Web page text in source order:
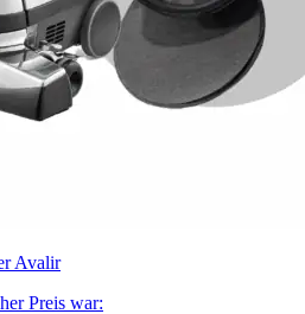
Avalir
Preis war: